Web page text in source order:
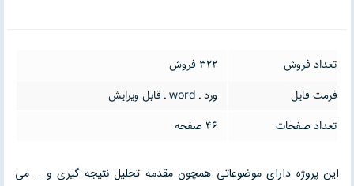
تعداد فروش
322 فروش
فرمت فایل
ورد ـ word ـ قابل ویرایش
تعداد صفحات
46 صفحه
این پروژه دارای موضوعاتی همچون مقدمه تحلیل نتیجه گیری و … می